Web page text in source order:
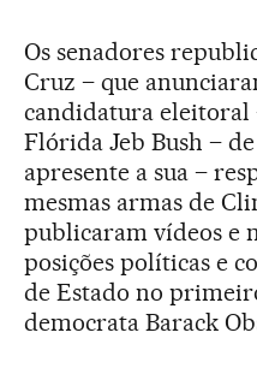
Os senadores
Cruz – que
candidatura eleitoral
Flórida Jeb Bush –
apresente a sua –
mesmas armas de
publicaram vídeos e
posições políticas e
de Estado no
democrata Barack